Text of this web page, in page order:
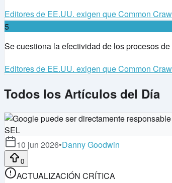
Editores de EE.UU. exigen que Common
5
Se cuestiona la efectividad de los procesos
Editores de EE.UU. exigen que Common
Todos los Artículos del Día
SEL
10 jun 2026•Danny Goodwin
0
ACTUALIZACIÓN CRÍTICA